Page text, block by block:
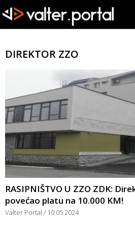
DIREKTOR ZZO
RASIPNIŠTVO U ZZO ZDK:
povećao platu na 10.000 KM!
Valter Portal 10.05.2024